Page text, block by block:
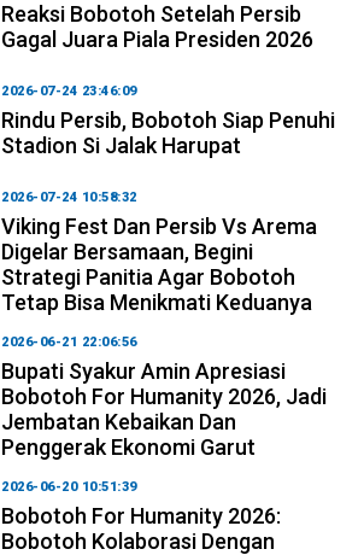
Reaksi Bobotoh Setelah Persib
Gagal Juara Piala Presiden 2026
2026-07-24 23:46:09
Rindu Persib, Bobotoh Siap Penuhi
Stadion Si Jalak Harupat
2026-07-24 10:58:32
Viking Fest Dan Persib Vs Arema
Digelar Bersamaan, Begini
Strategi Panitia Agar Bobotoh
Tetap Bisa Menikmati Keduanya
2026-06-21 22:06:56
Bupati Syakur Amin Apresiasi
Bobotoh For Humanity 2026, Jadi
Jembatan Kebaikan Dan
Penggerak Ekonomi Garut
2026-06-20 10:51:39
Bobotoh For Humanity 2026:
Bobotoh Kolaborasi Dengan